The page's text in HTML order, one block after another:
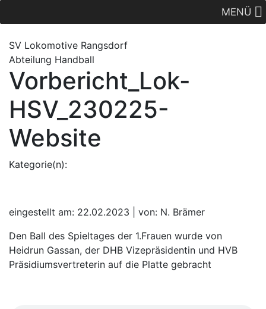
MENÜ
SV Lokomotive Rangsdorf
Abteilung Handball
Vorbericht_Lok-
HSV_230225-
Website
Kategorie(n):
eingestellt am: 22.02.2023 | von: N. Brämer
Den Ball des Spieltages der 1.Frauen wurde von
Heidrun Gassan, der DHB Vizepräsidentin und HVB
Präsidiumsvertreterin auf die Platte gebracht